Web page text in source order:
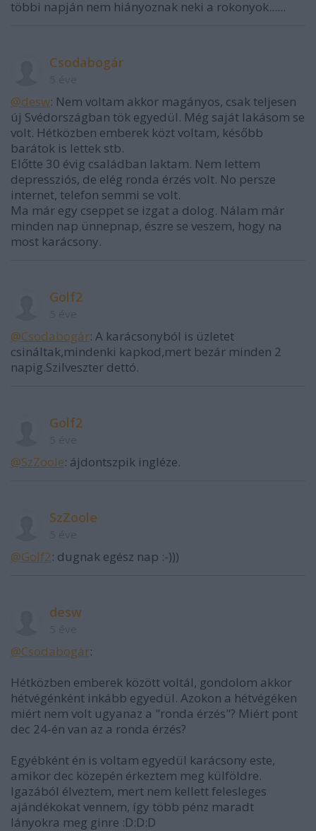
többi napján nem hiányoznak neki a rokonyok......
Csodabogár
@desw: Nem voltam akkor magányos, csak teljesen
új Svédországban tök egyedül. Még saját lakásom se
volt. Hétközben emberek közt voltam, később
barátok is lettek stb.
Előtte 30 évig családban laktam. Nem lettem
depressziós, de elég ronda érzés volt. No persze
internet, telefon semmi se volt.
Ma már egy cseppet se izgat a dolog. Nálam már
minden nap ünnepnap, észre se veszem, hogy na
most karácsony.
Golf2
@Csodabogár: A karácsonyból is üzletet
csináltak,mindenki kapkod,mert bezár minden 2
napig.Szilveszter dettó.
Golf2
@SzZoole: ájdontszpik ingléze.
SzZoole
@Golf2: dugnak egész nap :-)))
desw
@Csodabogár:
Hétközben emberek között voltál, gondolom akkor
hétvégénként inkább egyedül. Azokon a hétvégéken
miért nem volt ugyanaz a "ronda érzés"? Miért pont
dec 24-én van az a ronda érzés?
Egyébként én is voltam egyedül karácsony este,
amikor dec közepén érkeztem meg külföldre.
Igazából élveztem, mert nem kellett felesleges
ajándékokat vennem, így több pénz maradt
lányokra meg ginre :D:D:D